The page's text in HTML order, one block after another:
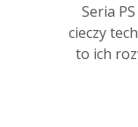
Seria
cieczy
to ich